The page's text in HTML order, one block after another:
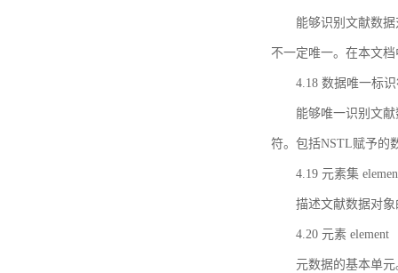
能够识别文献数
不一定唯一。在本文
4.18 数据唯一标
能够唯一识别文
符。包括NSTL赋予的
4.19 元素集
描述文献数据对
4.20 元素 element
元数据的基本单元